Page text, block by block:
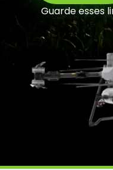
Guarde esses